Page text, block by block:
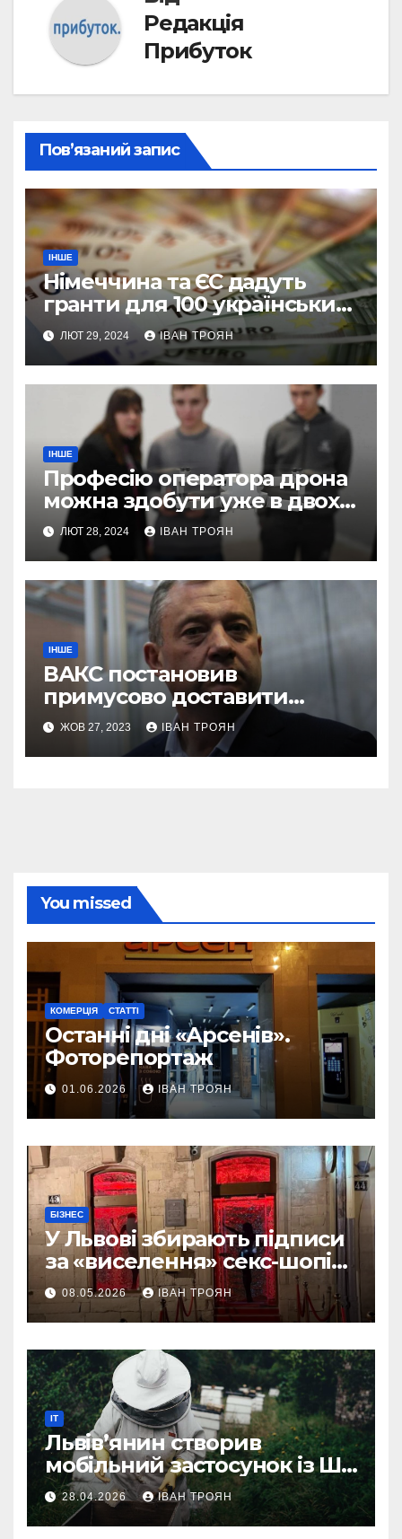
Редакція
Прибуток
Пов’язаний запис
ІНШЕ
Німеччина та ЄС дадуть
гранти для 100 українських
підприємств
ЛЮТ 29, 2024 ІВАН ТРОЯН
ІНШЕ
Професію оператора дрона
можна здобути уже в двох
профтехах Львівщини
ЛЮТ 28, 2024 ІВАН ТРОЯН
ІНШЕ
ВАКС постановив
примусово доставити
Дубневича до суду
ЖОВ 27, 2023 ІВАН ТРОЯН
You missed
КОМЕРЦІЯ СТАТТІ
Останні дні «Арсенів».
Фоторепортаж
01.06.2026 ІВАН ТРОЯН
БІЗНЕС
У Львові збирають підписи
за «виселення» секс-шопів
із центру міста
08.05.2026 ІВАН ТРОЯН
IT
Львів’янин створив
мобільний застосунок із ШІ-
асистентом для бджолярів
28.04.2026 ІВАН ТРОЯН